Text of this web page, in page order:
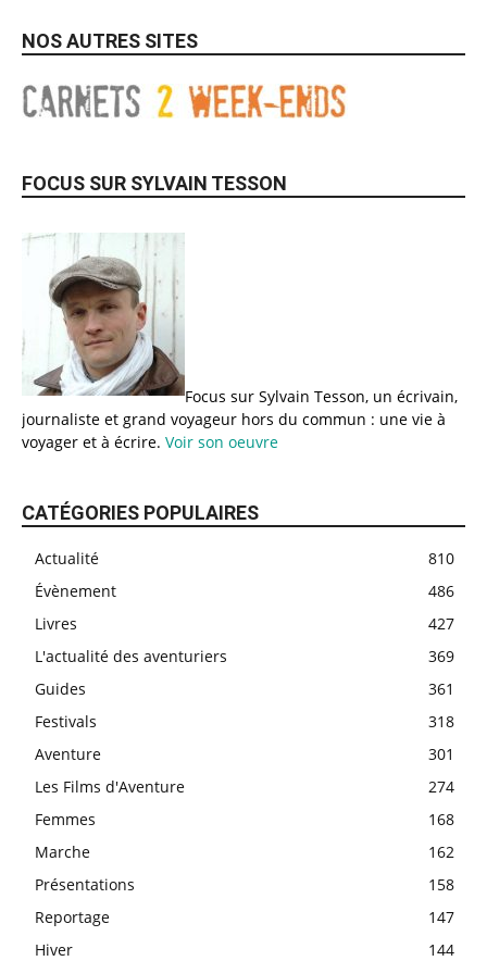
NOS AUTRES SITES
FOCUS SUR SYLVAIN TESSON
Focus sur Sylvain Tesson, un écrivain,
journaliste et grand voyageur hors du commun : une vie à
voyager et à écrire. Voir son oeuvre
CATÉGORIES POPULAIRES
Actualité
810
Évènement
486
Livres
427
L'actualité des aventuriers
369
Guides
361
Festivals
318
Aventure
301
Les Films d'Aventure
274
Femmes
168
Marche
162
Présentations
158
Reportage
147
Hiver
144